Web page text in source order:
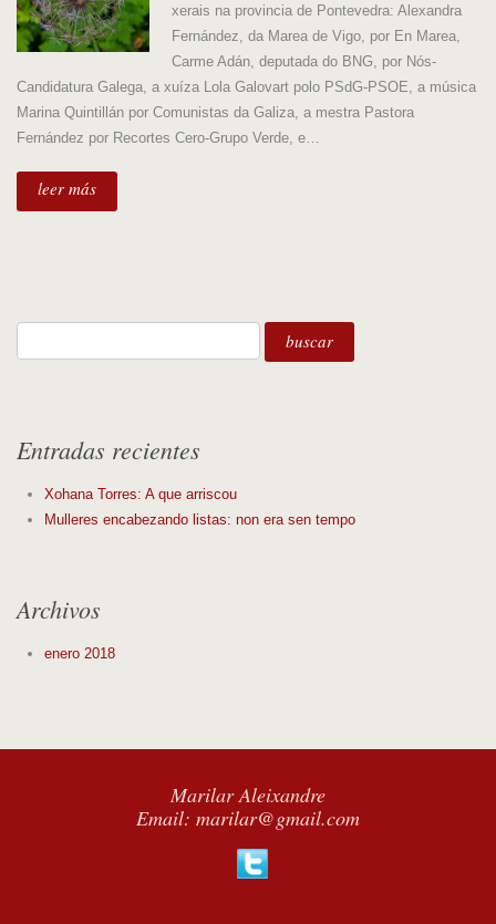
xerais na provincia de Pontevedra: Alexandra
Fernández, da Marea de Vigo, por En Marea,
Carme Adán, deputada do BNG, por Nós-
Candidatura Galega, a xuíza Lola Galovart polo PSdG-PSOE, a música
Marina Quintillán por Comunistas da Galiza, a mestra Pastora
Fernández por Recortes Cero-Grupo Verde, e…
leer más
Entradas recientes
Xohana Torres: A que arriscou
Mulleres encabezando listas: non era sen tempo
Archivos
enero 2018
Marilar Aleixandre
Email: marilar@gmail.com